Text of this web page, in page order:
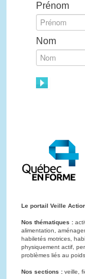
Prénom
Nom
Le portail Veille
Nos thématiques :
alimentation,
habiletés motrices,
physiquement actif,
problèmes liés au
Nos sections : veille,